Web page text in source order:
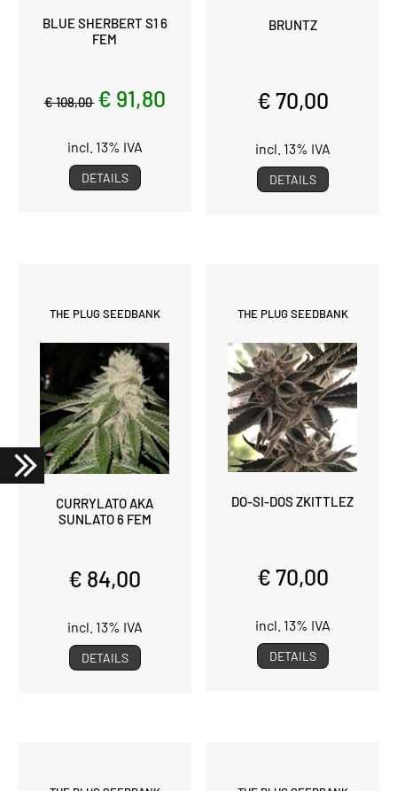
BLUE SHERBERT S1 6
FEM
€ 108,00 € 91,80
incl. 13% IVA
DETAILS
BRUNTZ
€ 70,00
incl. 13% IVA
DETAILS
THE PLUG SEEDBANK
CURRYLATO AKA
SUNLATO 6 FEM
€ 84,00
incl. 13% IVA
DETAILS
THE PLUG SEEDBANK
DO-SI-DOS ZKITTLEZ
€ 70,00
incl. 13% IVA
DETAILS